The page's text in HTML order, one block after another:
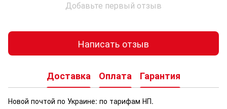
Добавьте первый отзыв
Написать отзыв
Доставка Оплата Гарантия
Новой почтой по Украине: по тарифам НП.